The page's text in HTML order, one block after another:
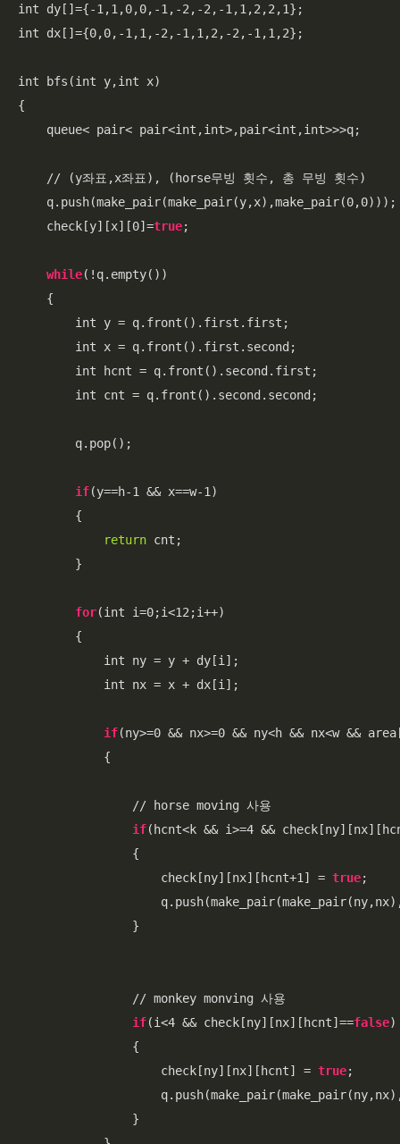
int dy[]={-1,1,0,0,-1,-2,-2,-1,1,2,2,1};
int dx[]={0,0,-1,1,-2,-1,1,2,-2,-1,1,2};
int bfs(int y,int x)
{
    queue< pair< pair<int,int>,pair<int,int>>>q;
    // (y좌표,x좌표), (horse무빙 횟수, 총 무빙 횟수)
    q.push(make_pair(make_pair(y,x),make_pair(0,0)));
    check[y][x][0]=
true;
while(!q.empty())
    {
        int y = q.front().first.first;
        int x = q.front().first.second;
        int hcnt = q.front().second.first;
        int cnt = q.front().second.second;
        q.pop();
if(y==h-1 && x==w-1)
        {
return cnt;
        }
for(int i=0;i<12;i++)
        {
            int ny = y + dy[i];
            int nx = x + dx[i];
if(ny>=0 && nx>=0 && ny<h && nx<w &&
            {
                // horse moving 사용
if(hcnt<k && i>=4 &&
                {
                    check[ny][nx][hcnt+1] =
true;
                }
                // monkey monving 사용
if(i<4 && check[ny][nx][hcnt]==false)
                {
                    check[ny][nx][hcnt] =
true;
                }